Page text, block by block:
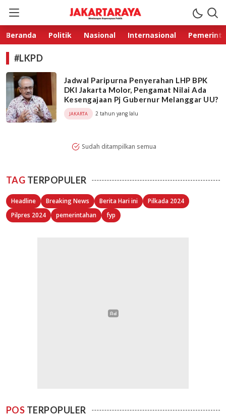
Jakarta Raya
Membangun Kepercayaan Publik
Beranda Politik Nasional Internasional
#LKPD
Jadwal Paripurna Penyerahan LHP BPK
DKI Jakarta Molor, Pengamat Nilai Ada
Kesengajaan Pj Gubernur Melanggar UU?
JAKARTA 2 tahun yang lalu
Sudah ditampilkan semua
TAG TERPOPULER
Headline Breaking News Berita Hari ini
Pilkada 2024
Pilpres 2024
pemerintahan fyp
POS TERPOPULER